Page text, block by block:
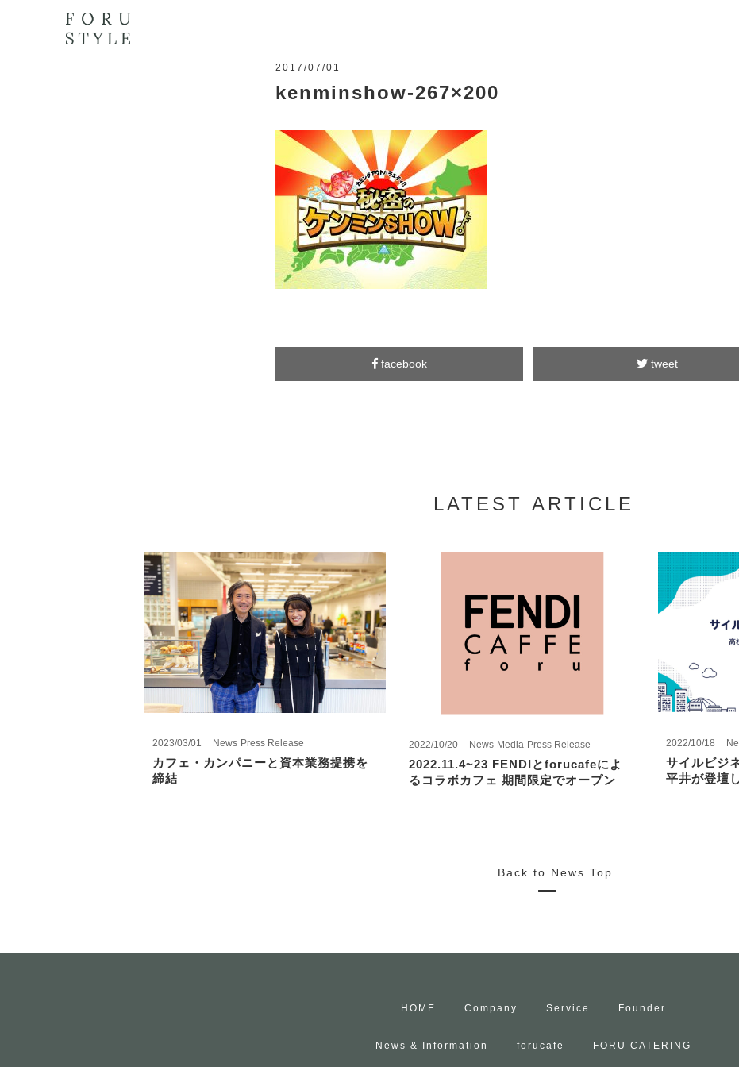
2017/07/01
kenminshow-267×200
facebook tweet
LATEST ARTICLE
2023/03/01 News Press Release
カフェ・カンパニーと資本業務提携を
締結
2022/10/20 News Media Press Release
2022.11.4~23 FENDIとforucafeによ
るコラボカフェ 期間限定でオープン
2022/10/18
サイルビジ
平井が登壇
Back to News Top
HOME Company Service Founder
News & Information forucafe FORU CATERING